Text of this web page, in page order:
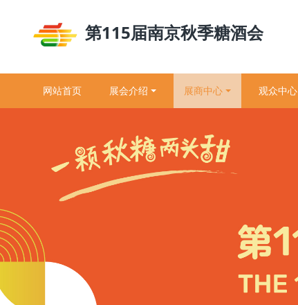
第115届南京秋季糖酒会
网站首页 展会介绍 展商中心 观众中心